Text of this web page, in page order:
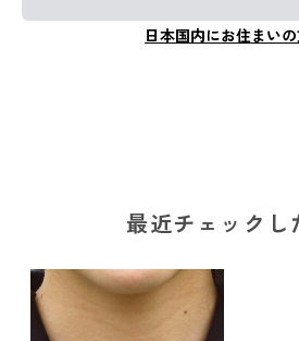
日本国内にお住まい
最近チェックし